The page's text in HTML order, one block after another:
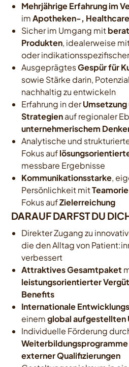
Mehrjährige Erfahrung im
imApotheken-,
Sicher im Umgang mit
Produkten, idealerweise
oder
AusgeprägtesGespür für
sowie Stärke darin,
nachhaltig zu entwickeln
Erfahrung in der
Strategienauf regionaler
unternehmerischem
Analytische und
Fokus auf
messbare Ergebnisse
Kommunikationsstarke,
Persönlichkeit mit
Fokus aufZielerreichung
DARAUF DARFST DU
Direkter Zugang zu
die den Alltag von
verbessert
Attraktives Gesamtpaket
leistungsorientierter
Benefits
Internationale
einemglobal aufgestellten
Individuelle Förderung
Weiterbildungsprogramme
externer Qualifizierungen